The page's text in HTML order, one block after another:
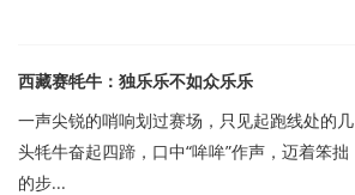
西藏赛牦牛：独乐乐不如众乐乐
一声尖锐的哨响划过赛场，只见起跑线处的几
头牦牛奋起四蹄，口中“哞哞”作声，迈着笨拙
的步...